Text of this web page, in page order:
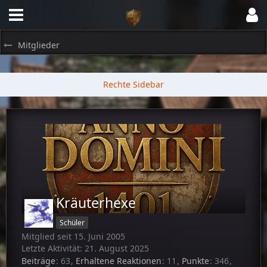
Mitglieder
Kräuterhexe
Schüler
Mitglied seit 15. Juni 2005
Letzte Aktivität: 21. August 2025
Beiträge 63 Erhaltene Reaktionen 11 Punkte 346